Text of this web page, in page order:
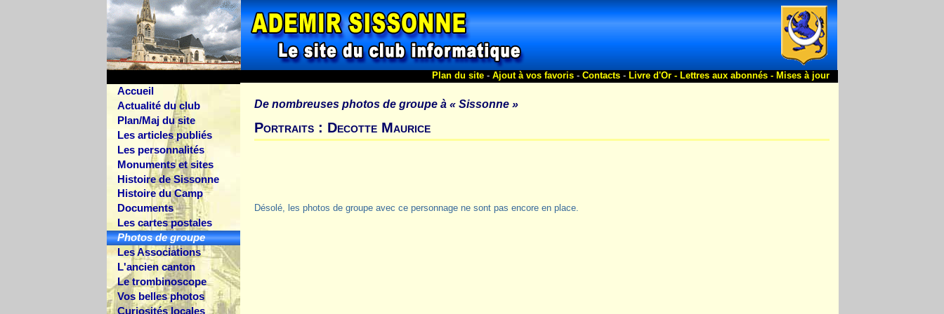
Accueil
Actualité du club
Plan/Maj du site
Les articles publiés
Les personnalités
Monuments et sites
Histoire de Sissonne
Histoire du Camp
Documents
Les cartes postales
Photos de groupe
Les Associations
L'ancien canton
Le trombinoscope
Vos belles photos
Curiosités locales
Plan du site- Ajout à vos favoris- Contacts- Livre d'Or - Lettres aux abonnés - Mises à jour
De nombreuses photos de groupe à « Sissonne »
Portraits : Decotte Maurice
Désolé, les photos de groupe avec ce personnage ne sont pas encore en place.